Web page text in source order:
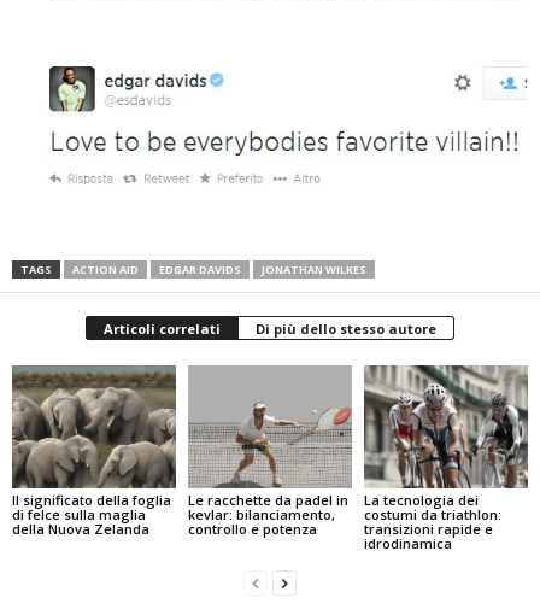
TAGS ACTION AID EDGAR DAVIDS JONATHAN WILKES
Articoli correlati Di più dello stesso autore
Il significato della foglia
di felce sulla maglia
della Nuova Zelanda
Le racchette da padel in
kevlar: bilanciamento,
controllo e potenza
La tecnologia dei
costumi da triathlon:
transizioni rapide e
idrodinamica